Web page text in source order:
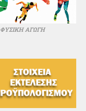
ΦΥΣΙΚΗ ΑΓΩΓΗ